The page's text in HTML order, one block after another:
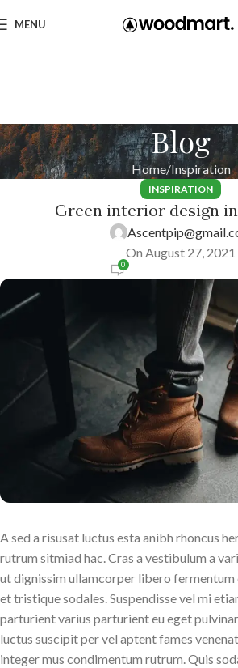
MENU
Blog
Home Inspiration
INSPIRATION
Green interior design
On August 27, 2021
0
A sed a risusat luctus esta anibh rhoncus
rutrum sitmiad hac. Cras a vestibulum a
ut dignissim ullamcorper libero fermentum
et tristique sodales. Suspendisse vel mi
parturient varius parturient eu eget
luctus suscipit per vel aptent fames
integer mus condimentum rutrum. Quis